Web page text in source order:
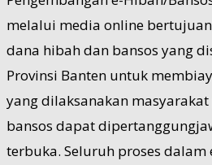
melalui media online
dana hibah dan bansos yang
Provinsi Banten untuk
yang dilaksanakan
bansos dapat
terbuka. Seluruh proses dalam